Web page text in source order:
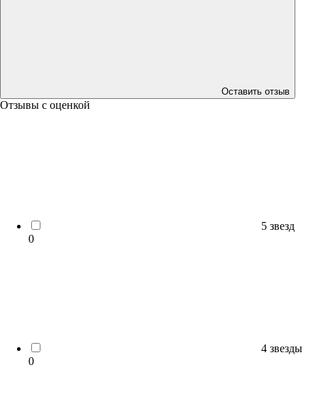
Оставить отзыв
Отзывы с оценкой
5 звезд
0
4 звезды
0